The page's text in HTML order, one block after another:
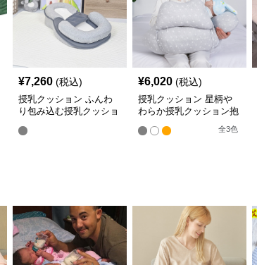
¥7,260 (税込)
授乳クッション ふんわ
り包み込む授乳クッショ
¥6,020 (税込)
授乳クッション 星柄や
わらか授乳クッション抱
き枕兼用多機能タイプ
全3色